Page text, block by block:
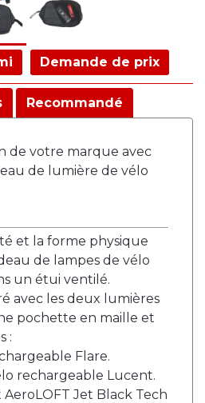
Demande de prix
Recommandé
de votre marque avec
de lumière de vélo
et la forme physique
de lampes de vélo
un étui ventilé.
avec les deux lumières
pochette en maille et
:
Flare.
rechargeable Lucent.
Jet Black Tech